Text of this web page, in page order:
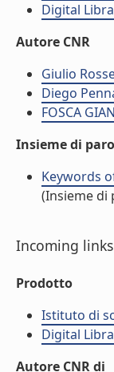
Digital
Autore CNR
Giulio
Diego
FOSCA
Insieme di
Keywords
(Insieme di
Incoming
Prodotto
Istituto di
Digital
Autore CNR di